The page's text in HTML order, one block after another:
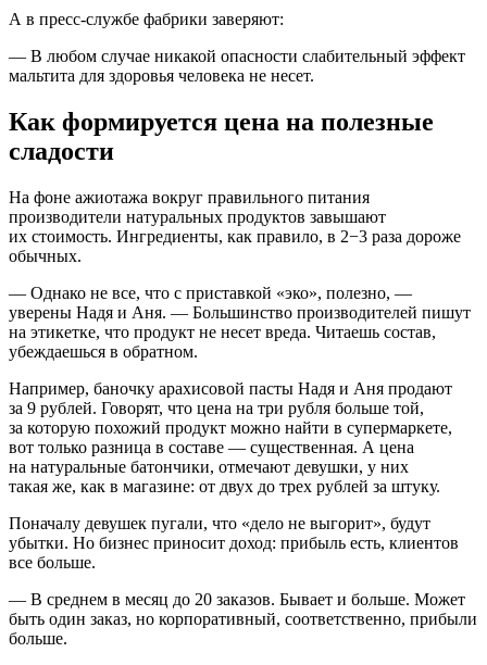
А в пресс-службе фабрики заверяют:
— В любом случае никакой опасности слабительный эффект
мальтита для здоровья человека не несет.
Как формируется цена на полезные
сладости
На фоне ажиотажа вокруг правильного питания
производители натуральных продуктов завышают
их стоимость. Ингредиенты, как правило, в 2−3 раза дороже
обычных.
— Однако не все, что с приставкой «эко», полезно, —
уверены Надя и Аня. — Большинство производителей пишут
на этикетке, что продукт не несет вреда. Читаешь состав,
убеждаешься в обратном.
Например, баночку арахисовой пасты Надя и Аня продают
за 9 рублей. Говорят, что цена на три рубля больше той,
за которую похожий продукт можно найти в супермаркете,
вот только разница в составе — существенная. А цена
на натуральные батончики, отмечают девушки, у них
такая же, как в магазине: от двух до трех рублей за штуку.
Поначалу девушек пугали, что «дело не выгорит», будут
убытки. Но бизнес приносит доход: прибыль есть, клиентов
все больше.
— В среднем в месяц до 20 заказов. Бывает и больше. Может
быть один заказ, но корпоративный, соответственно, прибыли
больше.